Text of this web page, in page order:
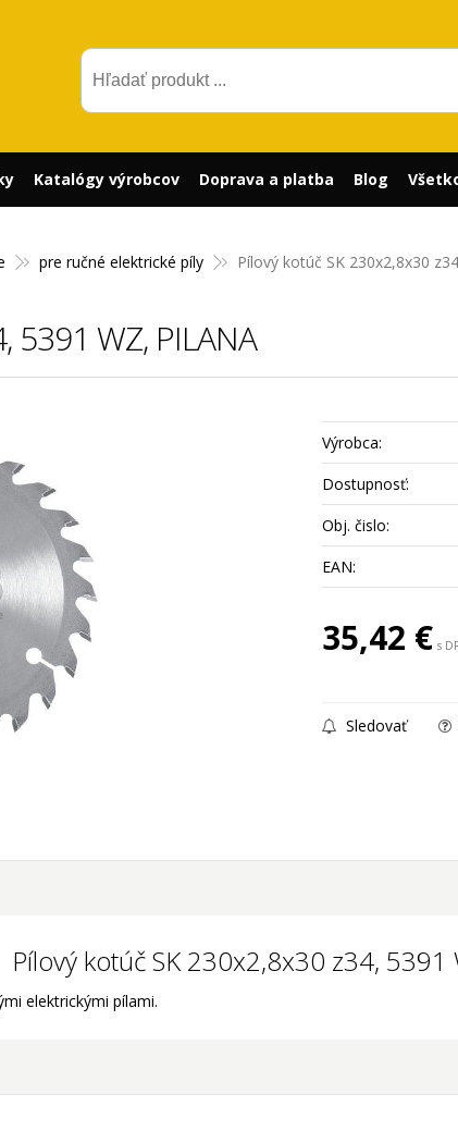
pre ručné elektrické píly Pílový kotúč SK 230x2,8x30
5391 WZ, PILANA
Výrobca:
Dostupnosť:
Obj. čislo:
EAN:
35,42 € s
Sledovať
Pílový kotúč SK 230x2,8x30 z34, 5391
elektrickými pílami.
Katalógy výrobcov Doprava a platba Blog